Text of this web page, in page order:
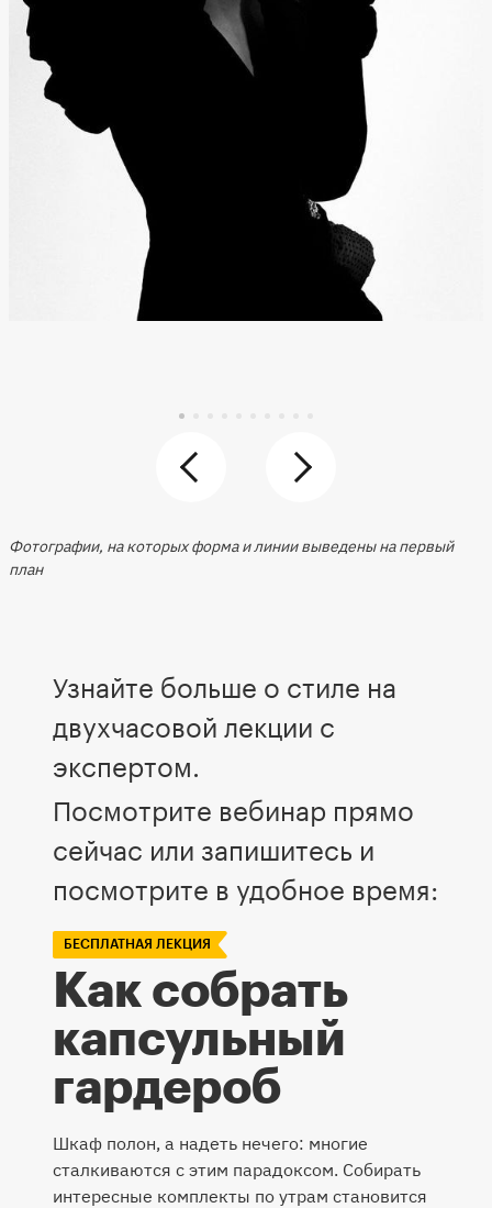
Фотографии, на которых форма и линии выведены на первый
план
Узнайте больше о стиле на
двухчасовой лекции с
экспертом.
Посмотрите вебинар прямо
сейчас или запишитесь и
посмотрите в удобное время:
БЕСПЛАТНАЯ ЛЕКЦИЯ
Как собрать
капсульный
гардероб
Шкаф полон, а надеть нечего: многие
сталкиваются с этим парадоксом. Собирать
интересные комплекты по утрам становится